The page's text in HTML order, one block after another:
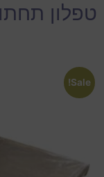
טפלון תחתון 40/
Sale!